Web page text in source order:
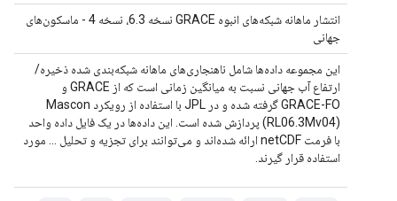
انتشار ماهانه شبکه‌های انبوه GRACE نسخه 6.3، نسخه 4 - ماسکون‌های
جهانی
این مجموعه داده‌ها شامل ناهنجاری‌های ماهانه شبکه‌بندی شده ذخیره/
ارتفاع آب جهانی نسبت به میانگین زمانی است که از GRACE و
GRACE-FO گرفته شده و در JPL با استفاده از رویکرد Mascon
(RL06.3Mv04) پردازش شده است. این داده‌ها در یک فایل داده واحد
با فرمت netCDF ارائه شده‌اند و می‌توانند برای تجزیه و تحلیل ... مورد
استفاده قرار گیرند.